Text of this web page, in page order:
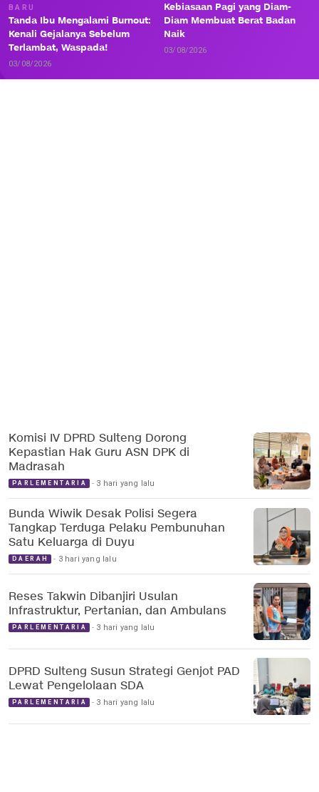
BARU
Tanda Ibu Mengalami Burnout:
Kenali Gejalanya Sebelum
Terlambat, Waspada!
03/08/2026
Kebiasaan Pagi yang Diam-
Diam Membuat Berat Badan
Naik
03/08/2026
Komisi IV DPRD Sulteng Dorong
Kepastian Hak Guru ASN DPK di
Madrasah
PARLEMENTARIA 3 hari yang lalu
Bunda Wiwik Desak Polisi Segera
Tangkap Terduga Pelaku Pembunuhan
Satu Keluarga di Duyu
DAERAH 3 hari yang lalu
Reses Takwin Dibanjiri Usulan
Infrastruktur, Pertanian, dan Ambulans
PARLEMENTARIA 3 hari yang lalu
DPRD Sulteng Susun Strategi Genjot PAD
Lewat Pengelolaan SDA
PARLEMENTARIA 3 hari yang lalu